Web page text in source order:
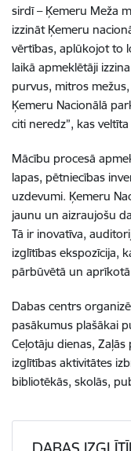
sirdī – Ķemeru Meža
izzināt Ķemeru
vērtības, aplūkojot to
laikā apmeklētāji
purvus, mitros
Ķemeru Nacionālā
citi neredz”, kas
Mācību procesā
lapas, pētniecības
uzdevumi. Ķemeru
jaunu un aizraujošu
Tā ir inovatīva,
izglītības ekspozīcija,
pārbūvētā un
Dabas centrs
pasākumus plašākai
Ceļotāju dienas,
izglītības aktivitātes
bibliotēkās, skolās,